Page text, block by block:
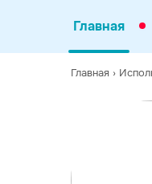
Главная
Главная ›
Бобби